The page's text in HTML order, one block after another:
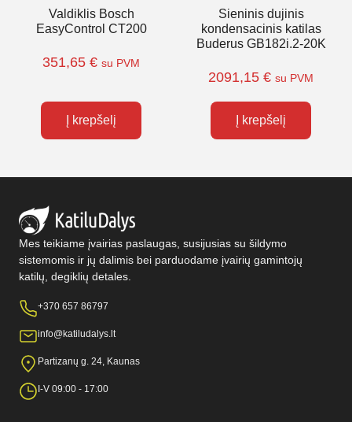
Valdiklis Bosch
EasyControl CT200
351,65 € su PVM
Į krepšelį
Sieninis dujinis
kondensacinis katilas
Buderus GB182i.2-20K
2091,15 € su PVM
Į krepšelį
Mes teikiame įvairias paslaugas, susijusias su šildymo
sistemomis ir jų dalimis bei parduodame įvairių gamintojų
katilų, degiklių detales.
+370 657 86797
info@katiludalys.lt
Partizanų g. 24, Kaunas
I-V 09:00 - 17:00